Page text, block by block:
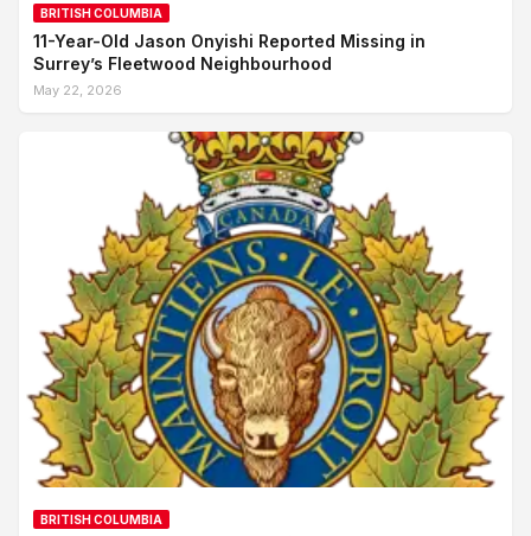
BRITISH COLUMBIA
11-Year-Old Jason Onyishi Reported Missing in
Surrey’s Fleetwood Neighbourhood
May 22, 2026
BRITISH COLUMBIA